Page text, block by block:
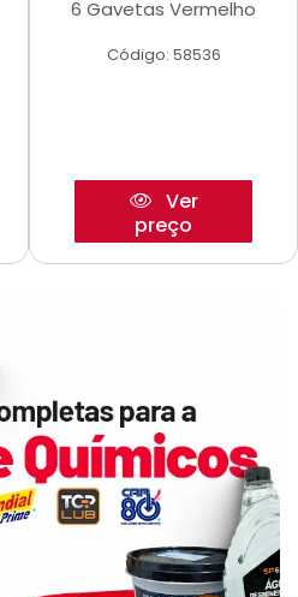
6 Gavetas Vermelho
Código: 58536
Ver
preço